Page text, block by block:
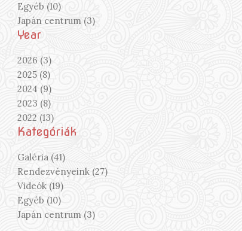
Egyéb (10)
Japán centrum (3)
Year
2026 (3)
2025 (8)
2024 (9)
2023 (8)
2022 (13)
Kategóriák
Galéria (41)
Rendezvényeink (27)
Videók (19)
Egyéb (10)
Japán centrum (3)